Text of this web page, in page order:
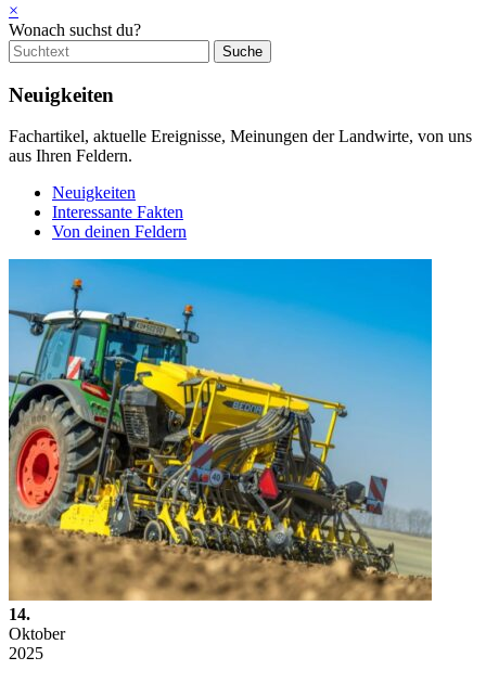
×
Wonach suchst du?
Neuigkeiten
Fachartikel, aktuelle Ereignisse, Meinungen der Landwirte, von uns
aus Ihren Feldern.
Neuigkeiten
Interessante Fakten
Von deinen Feldern
14.
Oktober
2025